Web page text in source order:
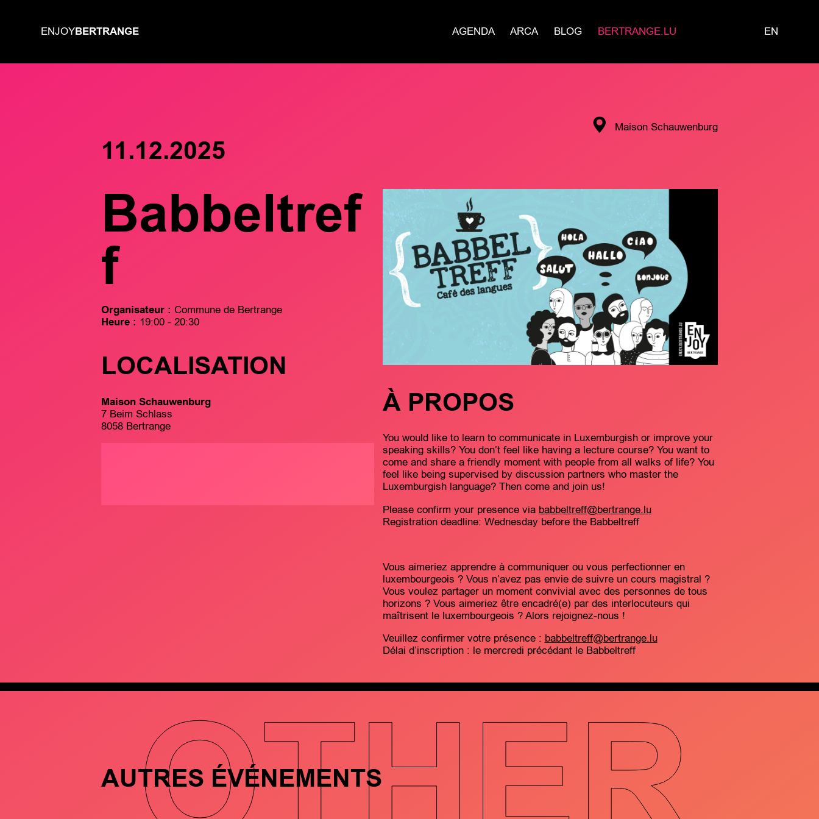
ENJOYBERTRANGE AGENDA ARCA BLOG BERTRANGE.LU EN
11.12.2025
Maison Schauwenburg
Babbeltref
f
Organisateur : Commune de Bertrange
Heure : 19:00 - 20:30
LOCALISATION
Maison Schauwenburg
7 Beim Schlass
8058 Bertrange
À PROPOS
You would like to learn to communicate in Luxemburgish or improve your
speaking skills? You don’t feel like having a lecture course? You want to
come and share a friendly moment with people from all walks of life? You
feel like being supervised by discussion partners who master the
Luxemburgish language? Then come and join us!
Please confirm your presence via babbeltreff@bertrange.lu
Registration deadline: Wednesday before the Babbeltreff
Vous aimeriez apprendre à communiquer ou vous perfectionner en
luxembourgeois ? Vous n’avez pas envie de suivre un cours magistral ?
Vous voulez partager un moment convivial avec des personnes de tous
horizons ? Vous aimeriez être encadré(e) par des interlocuteurs qui
maîtrisent le luxembourgeois ? Alors rejoignez-nous !
Veuillez confirmer votre présence : babbeltreff@bertrange.lu
Délai d’inscription : le mercredi précédant le Babbeltreff
AUTRES ÉVÉNEMENTS